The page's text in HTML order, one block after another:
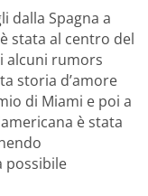
dalla Spagna a
stata al centro del
alcuni rumors
storia d’amore
di Miami e poi a
è stata
possibile